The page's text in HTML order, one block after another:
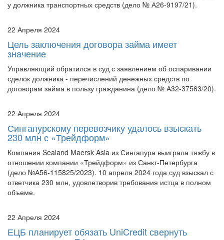
Цель заключения договора займа имеет
значение
Управляющий обратился в суд с заявлением об оспаривании
сделок должника - перечислений денежных средств по
договорам займа в пользу гражданина (дело № А32-37563/20).
Сингапурскому перевозчику удалось взыскать
230 млн с «Трейдформ»
Компания Sealand Maersk Asia из Сингапура выиграла тяжбу в
отношении компании «Трейдформ» из Санкт-Петербурга
(дело №А56-115825/2023). 10 апреля 2024 года суд взыскал с
ответчика 230 млн, удовлетворив требования истца в полном
объеме.
ЕЦБ планирует обязать UniCredit свернуть
деятельность в РФ